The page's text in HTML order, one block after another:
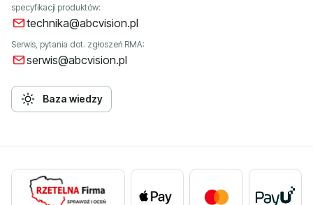
specyfikacji produktów:
technika@abcvision.pl
Serwis, pytania dot. zgłoszeń RMA:
serwis@abcvision.pl
Baza wiedzy